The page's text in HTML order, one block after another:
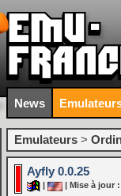
News
Emulateurs >
Ayfly 0.0.25
| Mise à jour